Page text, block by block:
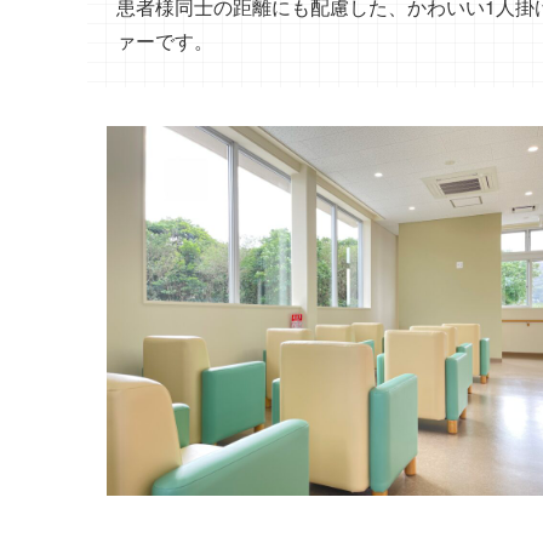
患者様同士の距離にも配慮した、かわいい1人掛
ァーです。